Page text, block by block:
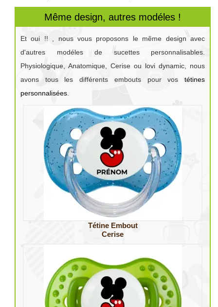
Même design, autres modéles !
Et oui !! , nous vous proposons le même design avec
d'autres modéles de sucettes personnalisables.
Physiologique, Anatomique, Cerise ou lovi dynamic, nous
avons tous les différents embouts pour vos tétines
personnalisées
Tétine Embout
Cerise